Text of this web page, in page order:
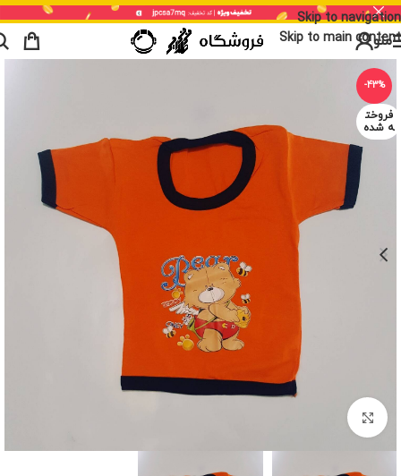
Skip to navigation
Skip to main content
منو
-43%
فروخت
ه شده
برای بزرگنمایی کلیک کنید